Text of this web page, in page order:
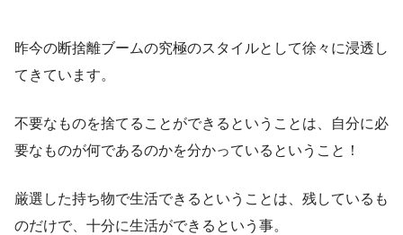
昨今の断捨離ブームの究極のスタイルとして徐々に浸透し
てきています。
不要なものを捨てることができるということは、自分に必
要なものが何であるのかを分かっているということ！
厳選した持ち物で生活できるということは、残しているも
のだけで、十分に生活ができるという事。